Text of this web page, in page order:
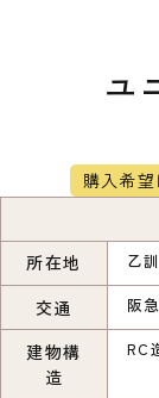
ユ
購入希望
所在地
乙
交通 阪
建物構
造
RC